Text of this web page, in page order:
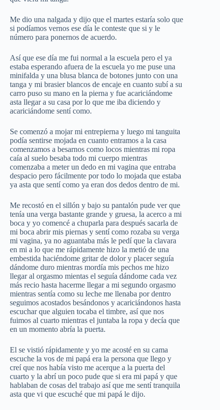
Me dio una nalgada y dijo que el martes estaría solo que
si podíamos vernos ese día le conteste que si y le
número para ponernos de acuerdo.
Así que ese día me fui normal a la escuela pero el ya
estaba esperando afuera de la escuela yo me puse una
minifalda y una blusa blanca de botones junto con una
tanga y mi brasier blancos de encaje en cuanto subí a su
carro puso su mano en la pierna y fue acariciándome
asta llegar a su casa por lo que me iba diciendo y
acariciándome sentí como.
Se comenzó a mojar mi entrepierna y luego mi tanguita
podía sentirse mojada en cuanto entramos a la casa
comenzamos a besarnos como locos mientras mi ropa
caía al suelo besaba todo mi cuerpo mientras
comenzaba a meter un dedo en mi vagina que entraba
despacio pero fácilmente por todo lo mojada que estaba
ya asta que sentí como ya eran dos dedos dentro de mi.
Me recostó en el sillón y bajo su pantalón pude ver que
tenía una verga bastante grande y gruesa, la acerco a mi
boca y yo comencé a chuparla para después sacarla de
mi boca abrir mis piernas y sentí como rozaba su verga
mi vagina, ya no aguantaba más le pedí que la clavara
en mi a lo que me rápidamente hizo la metió de una
embestida haciéndome gritar de dolor y placer seguía
dándome duro mientras mordía mis pechos me hizo
llegar al orgasmo mientas el seguía dándome cada vez
más recio hasta hacerme llegar a mi segundo orgasmo
mientras sentía como su leche me llenaba por dentro
seguimos acostados besándonos y acariciándonos hasta
escuchar que alguien tocaba el timbre, así que nos
fuimos al cuarto mientras el juntaba la ropa y decía que
en un momento abría la puerta.
El se vistió rápidamente y yo me acosté en su cama
escuche la vos de mi papá era la persona que llego y
creí que nos había visto me acerque a la puerta del
cuarto y la abrí un poco pude que si era mi papá y que
hablaban de cosas del trabajo así que me sentí tranquila
asta que vi que escuché que mi papá le dijo.